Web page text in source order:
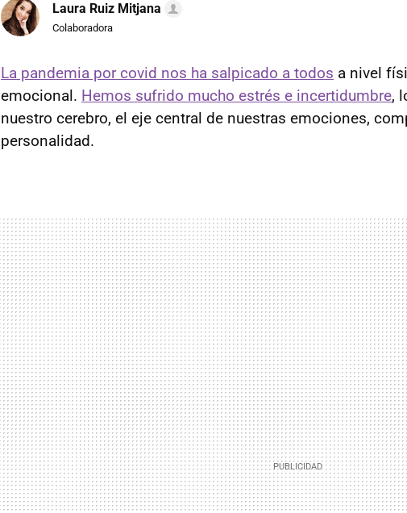
Laura Ruiz Mitjana
Colaboradora
La pandemia por covid nos ha salpicado a todos a nivel
emocional. Hemos sufrido mucho estrés e incertidumbre,
nuestro cerebro, el eje central de nuestras emociones,
personalidad.